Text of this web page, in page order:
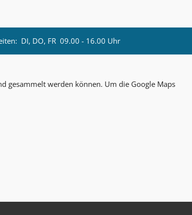
DI, DO, FR 09.00 - 16.00 Uhr
gesammelt werden können. Um die Google Maps